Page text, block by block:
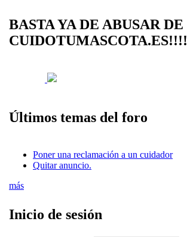
BASTA YA DE ABUSAR DE
CUIDOTUMASCOTA.ES!!!!
Últimos temas del foro
Poner una reclamación a un cuidador
Quitar anuncio.
más
Inicio de sesión